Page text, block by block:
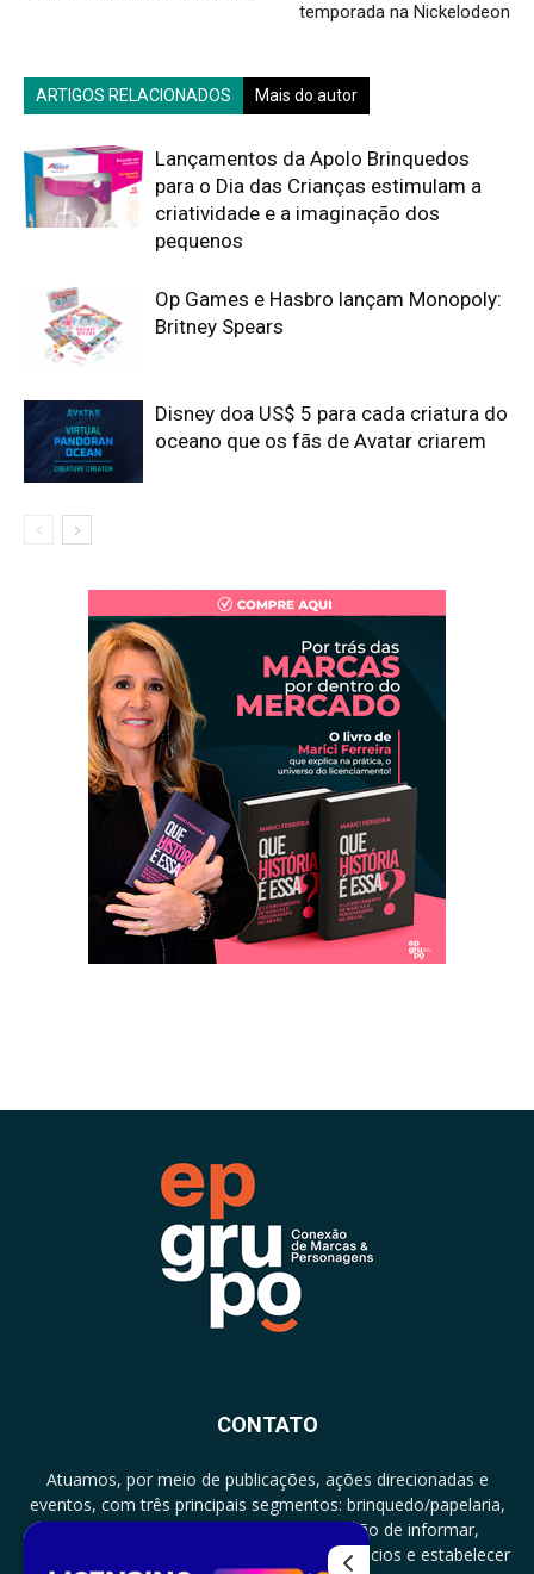
temporada na Nickelodeon
ARTIGOS RELACIONADOS Mais do autor
Lançamentos da Apolo Brinquedos
para o Dia das Crianças estimulam a
criatividade e a imaginação dos
pequenos
Op Games e Hasbro lançam Monopoly:
Britney Spears
Disney doa US$ 5 para cada criatura do
oceano que os fãs de Avatar criarem
CONTATO
Atuamos, por meio de publicações, ações direcionadas e
eventos, com três principais segmentos: brinquedo/papelaria,
licenciamento e zero a três com a missão de informar,
documentar, proporcionar encontro de negócios e estabelecer